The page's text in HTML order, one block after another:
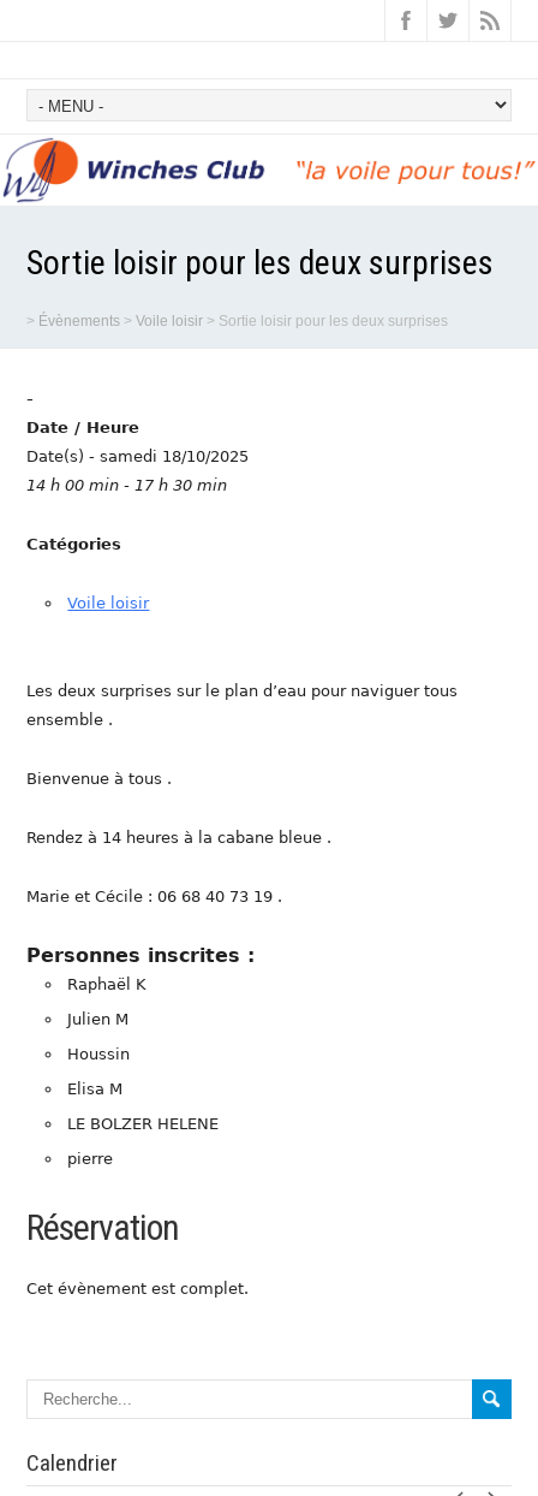
Sortie loisir pour les deux surprises
> Évènements >Voile loisir > Sortie loisir pour les deux surprises
-
Date / Heure
Date(s) - samedi 18/10/2025
14 h 00 min - 17 h 30 min
Catégories
Voile loisir
Les deux surprises sur le plan d’eau pour naviguer tous
ensemble .
Bienvenue à tous .
Rendez à 14 heures à la cabane bleue .
Marie et Cécile : 06 68 40 73 19 .
Personnes inscrites :
Raphaël K
Julien M
Houssin
Elisa M
LE BOLZER HELENE
pierre
Réservation
Cet évènement est complet.
Calendrier